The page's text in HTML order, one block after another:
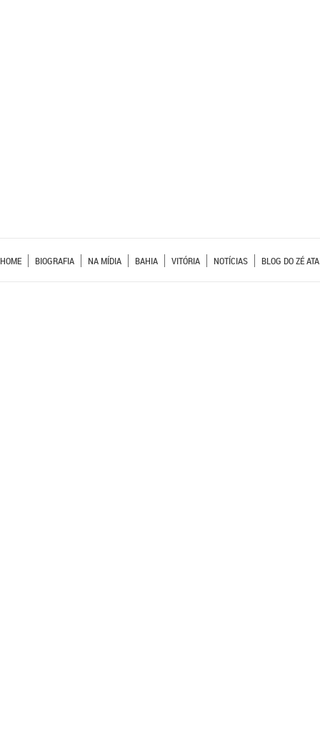
HOME BIOGRAFIA NA MÍDIA BAHIA VITÓRIA NOTÍCIAS BLOG DO ZÉ